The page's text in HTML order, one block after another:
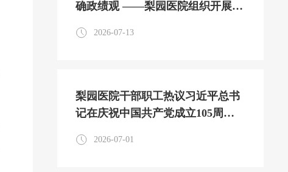
确政绩观 ——梨园医院组织开展干
2026-07-13
梨园医院干部职工热议习近平总书
记在庆祝中国共产党成立105周年
2026-07-01